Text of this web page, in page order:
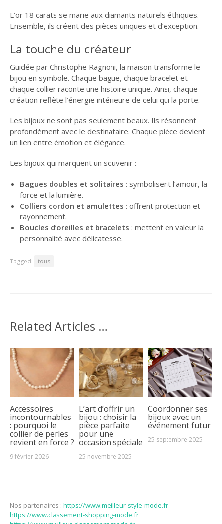
L’or 18 carats se marie aux diamants naturels éthiques.
Ensemble, ils créent des pièces uniques et d’exception.
La touche du créateur
Guidée par Christophe Ragnoni, la maison transforme le
bijou en symbole. Chaque bague, chaque bracelet et
chaque collier raconte une histoire unique. Ainsi, chaque
création reflète l’énergie intérieure de celui qui la porte.
Les bijoux ne sont pas seulement beaux. Ils résonnent
profondément avec le destinataire. Chaque pièce devient
un lien entre émotion et élégance.
Les bijoux qui marquent un souvenir :
Bagues doubles et solitaires : symbolisent l’amour, la
force et la lumière.
Colliers cordon et amulettes : offrent protection et
rayonnement.
Boucles d’oreilles et bracelets : mettent en valeur la
personnalité avec délicatesse.
Tagged: tous
Related Articles …
Accessoires
incontournables
: pourquoi le
collier de perles
revient en force ?
9 février 2026
L’art d’offrir un
bijou : choisir la
pièce parfaite
pour une
occasion spéciale
25 novembre 2025
Coordonner ses
bijoux avec un
événement futur
25 septembre 2025
Nos partenaires : https://www.meilleur-style-mode.fr
https://www.classement-shopping-mode.fr